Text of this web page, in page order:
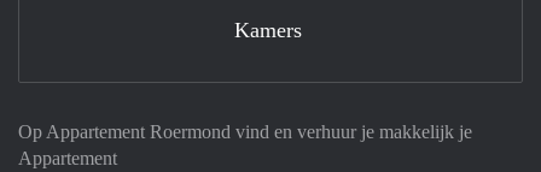
Op Appartement Roermond vind en verhuur je makkelijk je
Appartement
Kamers